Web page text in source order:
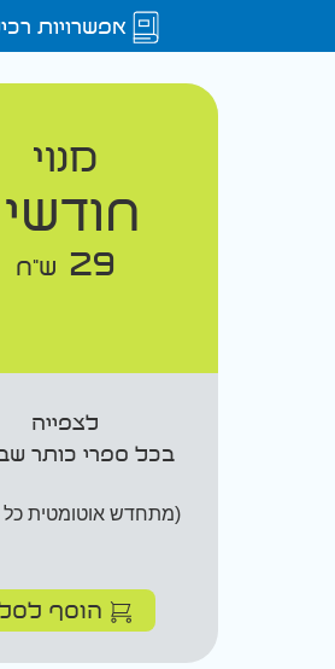
אפשרויות
מנוי
חודשי
29 ש"ח
לצפייה
בכל ספרי כותר
(מתחדש אוטומטית כל
הוסף